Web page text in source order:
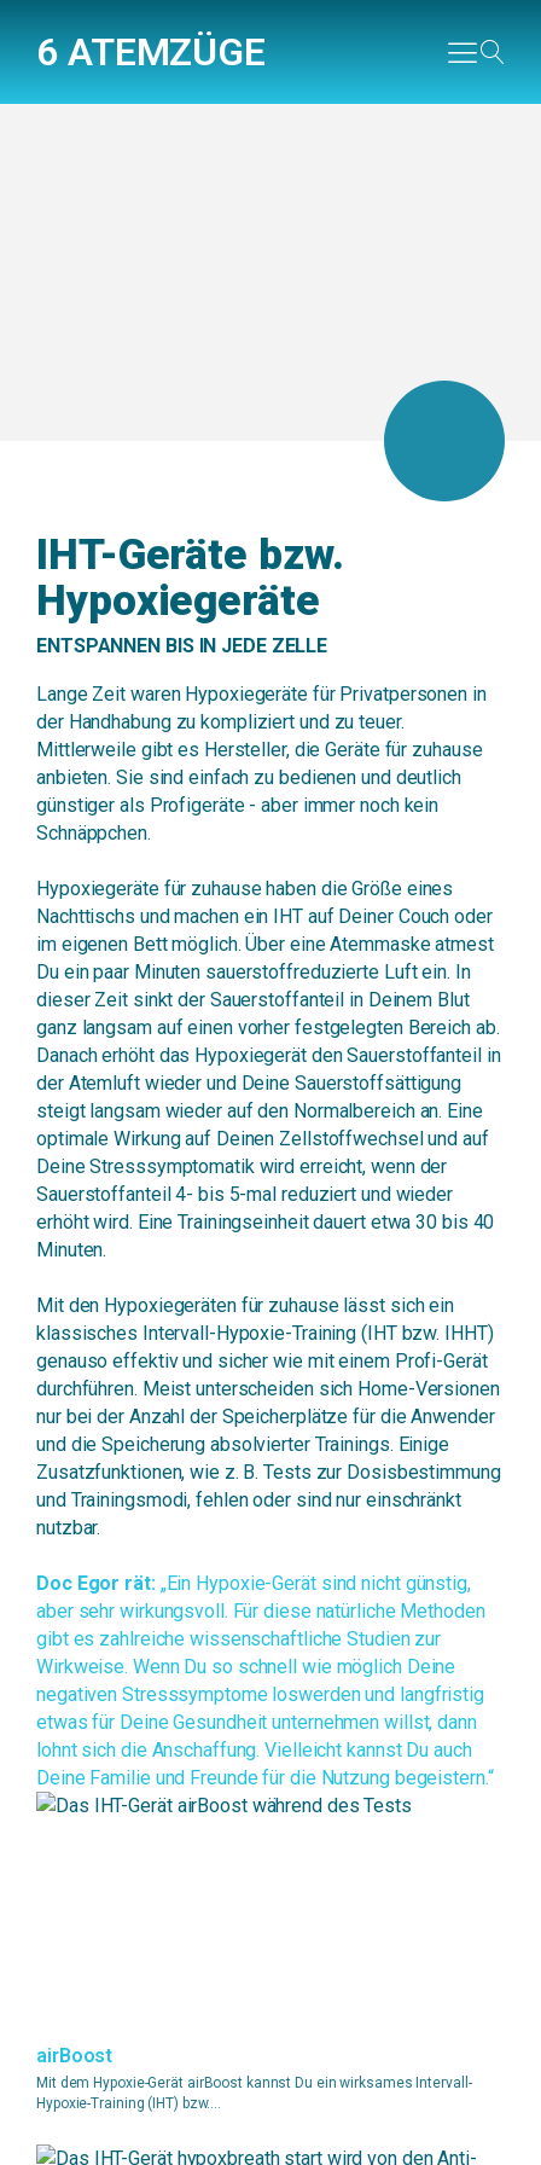
6 ATEMZÜGE
IHT-Geräte bzw.
Hypoxiegeräte
ENTSPANNEN BIS IN JEDE ZELLE
Lange Zeit waren Hypoxiegeräte für Privatpersonen in
der Handhabung zu kompliziert und zu teuer.
Mittlerweile gibt es Hersteller, die Geräte für zuhause
anbieten. Sie sind einfach zu bedienen und deutlich
günstiger als Profigeräte - aber immer noch kein
Schnäppchen.
Hypoxiegeräte für zuhause haben die Größe eines
Nachttischs und machen ein IHT auf Deiner Couch oder
im eigenen Bett möglich. Über eine Atemmaske atmest
Du ein paar Minuten sauerstoffreduzierte Luft ein. In
dieser Zeit sinkt der Sauerstoffanteil in Deinem Blut
ganz langsam auf einen vorher festgelegten Bereich ab.
Danach erhöht das Hypoxiegerät den Sauerstoffanteil in
der Atemluft wieder und Deine Sauerstoffsättigung
steigt langsam wieder auf den Normalbereich an. Eine
optimale Wirkung auf Deinen Zellstoffwechsel und auf
Deine Stresssymptomatik wird erreicht, wenn der
Sauerstoffanteil 4- bis 5-mal reduziert und wieder
erhöht wird. Eine Trainingseinheit dauert etwa 30 bis 40
Minuten.
Mit den Hypoxiegeräten für zuhause lässt sich ein
klassisches Intervall-Hypoxie-Training (IHT bzw. IHHT)
genauso effektiv und sicher wie mit einem Profi-Gerät
durchführen. Meist unterscheiden sich Home-Versionen
nur bei der Anzahl der Speicherplätze für die Anwender
und die Speicherung absolvierter Trainings. Einige
Zusatzfunktionen, wie z. B. Tests zur Dosisbestimmung
und Trainingsmodi, fehlen oder sind nur einschränkt
nutzbar.
Doc Egor rät:„Ein Hypoxie-Gerät sind nicht günstig,
aber sehr wirkungsvoll. Für diese natürliche Methoden
gibt es zahlreiche wissenschaftliche Studien zur
Wirkweise. Wenn Du so schnell wie möglich Deine
negativen Stresssymptome loswerden und langfristig
etwas für Deine Gesundheit unternehmen willst, dann
lohnt sich die Anschaffung. Vielleicht kannst Du auch
Deine Familie und Freunde für die Nutzung begeistern.“
airBoost
Mit dem Hypoxie-Gerät airBoost kannst Du ein wirksames Intervall-
Hypoxie-Training (IHT) bzw....